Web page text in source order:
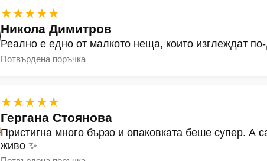
★★★★★
Никола Димитров
Реално е едно от малкото неща, които изглеждат
Потвърдена поръчка
★★★★★
Гергана Стоянова
Пристигна много бързо и опаковката беше супер. А
живо ✨